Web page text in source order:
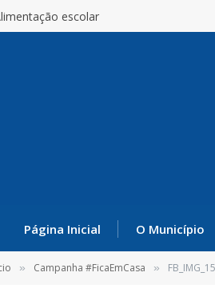
escolar
Página Inicial O Município
» Campanha #FicaEmCasa »